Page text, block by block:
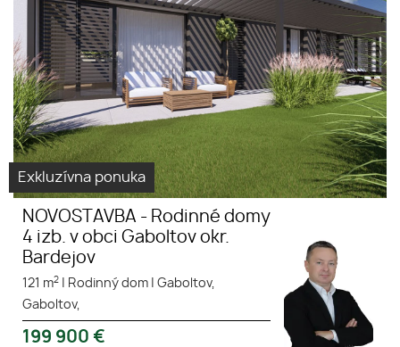
Gaboltov
Exkluzívna ponuka
NOVOSTAVBA - Rodinné domy
4 izb. v obci Gaboltov okr.
Bardejov
121 m2 Rodinný dom
Gaboltov,
Gaboltov,
199 900 €